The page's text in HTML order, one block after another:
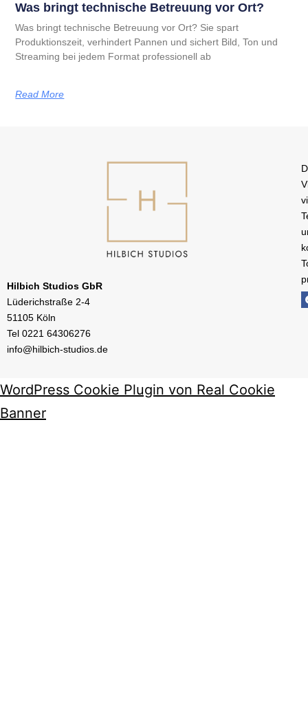
Was bringt technische Betreuung vor Ort?
Was bringt technische Betreuung vor Ort? Sie spart
Produktionszeit, verhindert Pannen und sichert Bild, Ton und
Streaming bei jedem Format professionell ab
Read More
Hilbich Studios GbR
Lüderichstraße 2-4
51105 Köln
Tel 0221 64306276
info@hilbich-studios.de
WordPress Cookie Plugin von Real Cookie
Banner